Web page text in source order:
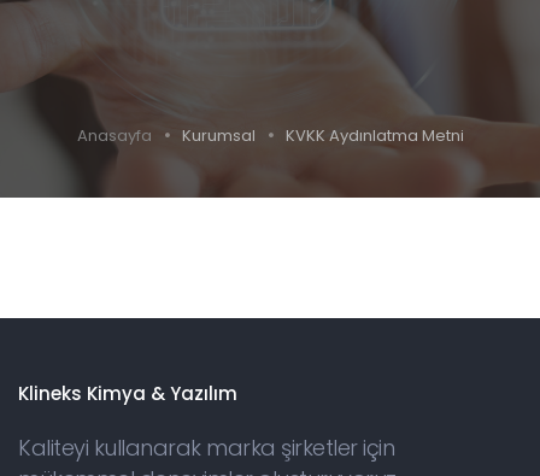
Anasayfa Kurumsal KVKK Aydınlatma Metni
Klineks Kimya & Yazılım
Kaliteyi kullanarak marka şirketler için